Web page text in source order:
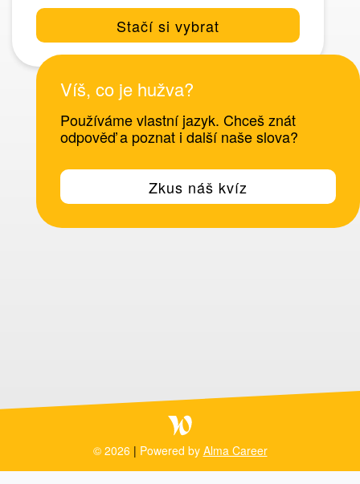
Volná místa
Víš, co je hužva?
Používáme vlastní jazyk. Chceš znát
odpověď a poznat i další naše slova?
Zkus náš kvíz
Stačí si vybrat
© 2026 | Powered by Alma Career